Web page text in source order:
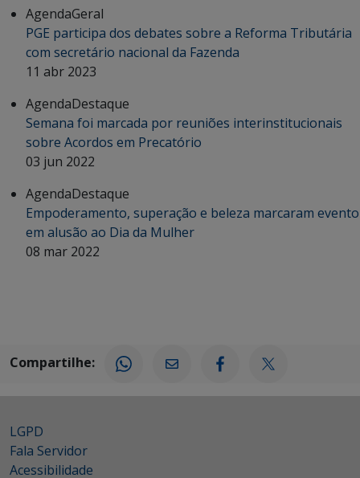
AgendaGeral
PGE participa dos debates sobre a Reforma Tributária
com secretário nacional da Fazenda
11 abr 2023
AgendaDestaque
Semana foi marcada por reuniões interinstitucionais
sobre Acordos em Precatório
03 jun 2022
AgendaDestaque
Empoderamento, superação e beleza marcaram evento
em alusão ao Dia da Mulher
08 mar 2022
Compartilhe:
LGPD
Fala Servidor
Acessibilidade